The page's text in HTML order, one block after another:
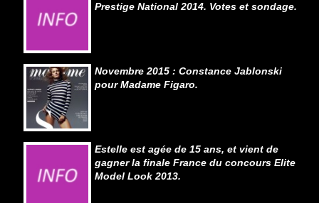
Prestige National 2014. Votes et sondage.
Novembre 2015 : Constance Jablonski
pour Madame Figaro.
Estelle est agée de 15 ans, et vient de
gagner la finale France du concours Elite
Model Look 2013.